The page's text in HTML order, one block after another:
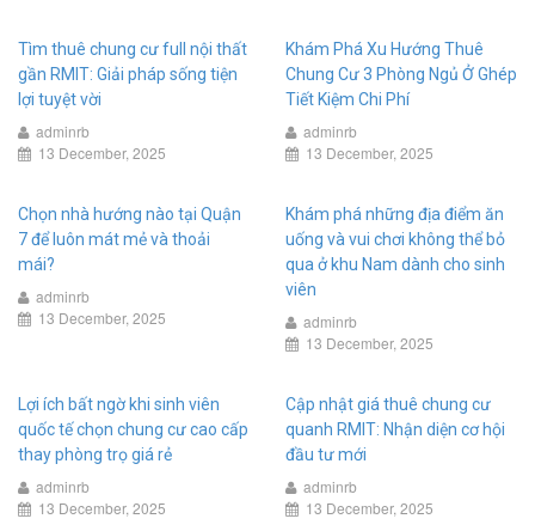
Tìm thuê chung cư full nội thất
gần RMIT: Giải pháp sống tiện
lợi tuyệt vời
adminrb
13 December, 2025
Khám Phá Xu Hướng Thuê
Chung Cư 3 Phòng Ngủ Ở Ghép
Tiết Kiệm Chi Phí
adminrb
13 December, 2025
Chọn nhà hướng nào tại Quận
7 để luôn mát mẻ và thoải
mái?
adminrb
13 December, 2025
Khám phá những địa điểm ăn
uống và vui chơi không thể bỏ
qua ở khu Nam dành cho sinh
viên
adminrb
13 December, 2025
Lợi ích bất ngờ khi sinh viên
quốc tế chọn chung cư cao cấp
thay phòng trọ giá rẻ
adminrb
13 December, 2025
Cập nhật giá thuê chung cư
quanh RMIT: Nhận diện cơ hội
đầu tư mới
adminrb
13 December, 2025